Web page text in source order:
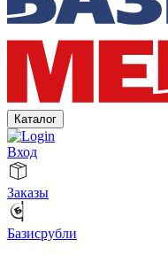
Каталог
Вход
Заказы
Базисрубли